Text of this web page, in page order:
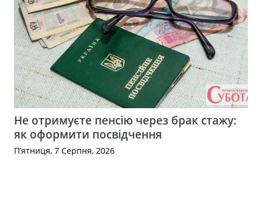
Не отримуєте пенсію через брак стажу:
як оформити посвідчення
П’ятниця, 7 Серпня, 2026